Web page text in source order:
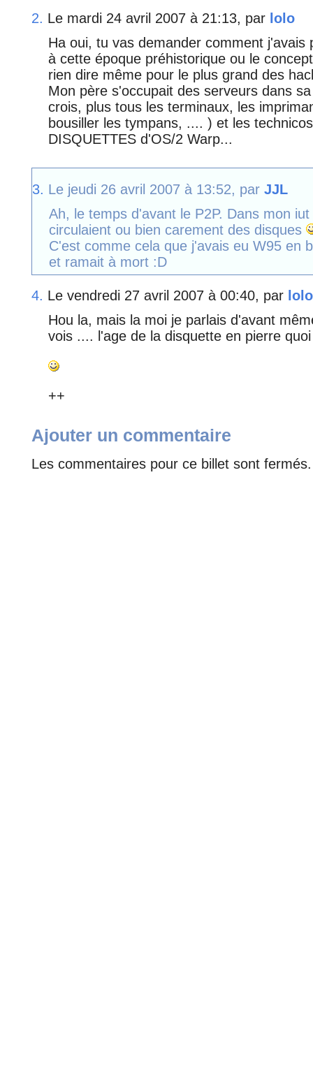
2. Le mardi 24 avril 2007 à 21:13, par lolo
Ha oui, tu vas demander comment j'avais
à cette époque préhistorique ou le
rien dire même pour le plus grand des
Mon père s'occupait des serveurs dans
crois, plus tous les terminaux, les
bousiller les tympans, .... ) et les
DISQUETTES d'OS/2 Warp...
3. Le jeudi 26 avril 2007 à 13:52, par JJL
Ah, le temps d'avant le P2P. Dans mon
circulaient ou bien carement des disques
C'est comme cela que j'avais eu W95 en
et ramait à mort :D
4. Le vendredi 27 avril 2007 à 00:40, par lolo
Hou la, mais la moi je parlais d'avant
vois .... l'age de la disquette en pierre
++
Ajouter un commentaire
Les commentaires pour ce billet sont fermés.